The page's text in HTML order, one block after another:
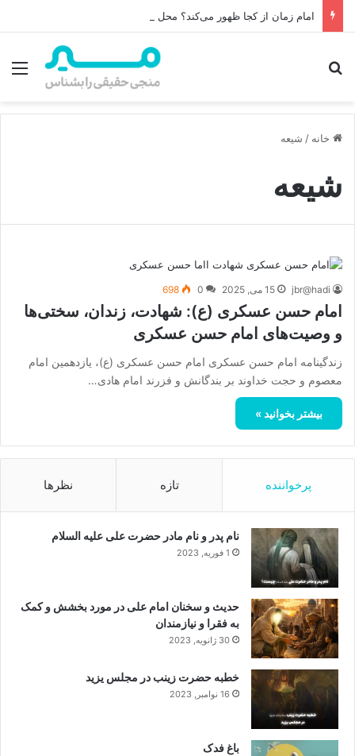
خانه / شیعه
شیعه
jbr@hadi 15 می, 2025 0
698
امام حسن عسکری (ع): شهادت، زندان، سختی‌ها
و وصیت‌های امام حسن عسکری
زندگینامه امام حسن عسکری امام حسن عسکری (ع)، یازدهمین امام
معصوم و حجت خداوند بر بندگانش و فزرند امام هادی…
بیشتر بخوانید »
پرخواننده تازه نظرها
نام پدر و نام مادر حضرت علی علیه السلام
1 فوریه, 2023
حدیث و سخنان امام علی در مورد بخشش و کمک
به فقرا و نیازمندان
30 ژانویه, 2023
خطبه حضرت زینب در مجلس یزید
16 نوامبر, 2023
باغ فدک